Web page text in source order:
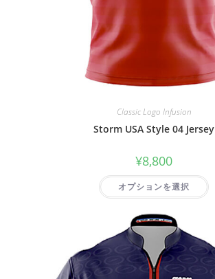
Classic Logo Infusion
Storm USA Style 04 Jersey
¥8,800
オプションを選択